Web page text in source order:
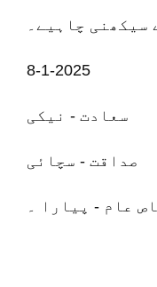
سیکھنی چاہیے۔
8-1-2025
سعادت - نیکی
صداقت - سچائی
عام - پیارا ۔